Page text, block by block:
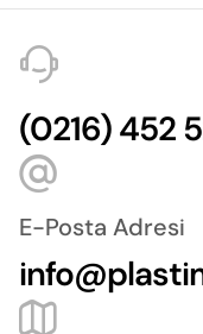
(0216) 452
E-Posta Adresi